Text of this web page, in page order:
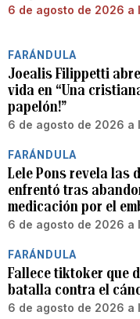
6 de agosto de 2026 a
FARÁNDULA
Joealis Filippetti
vida en “Una
papelón!”
6 de agosto de 2026 a
FARÁNDULA
Lele Pons revela las
enfrentó tras
medicación por el
6 de agosto de 2026 a
FARÁNDULA
Fallece tiktoker que
batalla contra el
6 de agosto de 2026 a